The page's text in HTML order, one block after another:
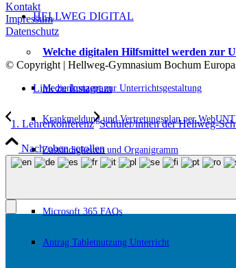
HELLWEG DIGITAL
Welche digitalen Hilfsmittel werden zur
Medienkonzept zur Unterrichtsgestaltung
Krankmeldung und Vertretungsplan per
Zuständigkeiten und Organigramm
Microsoft 365 FAQs
Antrag Tabletnutzung Unterricht
Kontakt
Impressum
Datenschutz
© Copyright | Hellweg-Gymnasium Bochum
Link zu Instagram
1. Lehrerkonferenz Schüler/innen der Hellweg-
Nach oben scrollen